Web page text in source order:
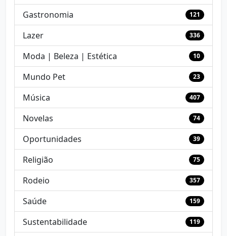
Gastronomia 121
Lazer 336
Moda | Beleza | Estética 10
Mundo Pet 23
Música 407
Novelas 74
Oportunidades 39
Religião 75
Rodeio 357
Saúde 159
Sustentabilidade 119